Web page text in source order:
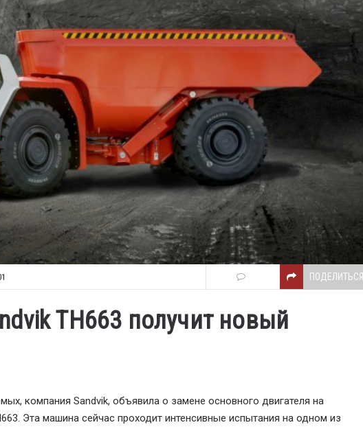
ПОДЕЛИТЬСЯ
TH663 получит новый
компания Sandvik, объявила о замене основного двигателя на
Эта машина сейчас проходит интенсивные испытания на одном из